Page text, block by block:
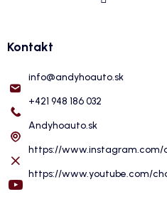
Kontakt
info@andyhoauto.sk
+421 948 186 032
Andyhoauto.sk
https://
https://www.youtube.com/